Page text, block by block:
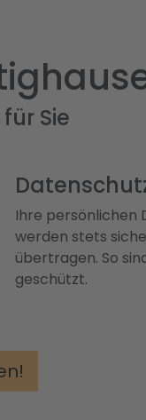
Sie
Ihre persönlichen
werden stets
übertragen. So
geschützt.